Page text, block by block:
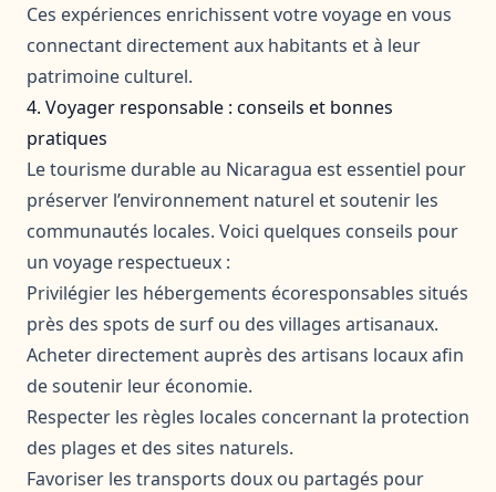
Ces expériences enrichissent votre voyage en vous
connectant directement aux habitants et à leur
patrimoine culturel.
4. Voyager responsable : conseils et bonnes
pratiques
Le tourisme durable au Nicaragua est essentiel pour
préserver l’environnement naturel et soutenir les
communautés locales. Voici quelques conseils pour
un voyage respectueux :
Privilégier les hébergements écoresponsables situés
près des spots de surf ou des villages artisanaux.
Acheter directement auprès des artisans locaux afin
de soutenir leur économie.
Respecter les règles locales concernant la protection
des plages et des sites naturels.
Favoriser les transports doux ou partagés pour